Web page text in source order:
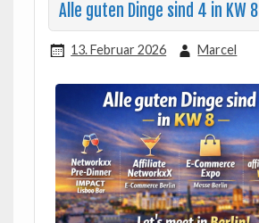
Alle guten Dinge sind 4 in KW 8
13. Februar 2026 Marcel